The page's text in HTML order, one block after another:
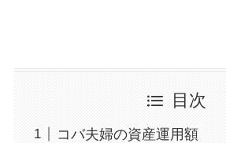
目次
コバ夫婦の資産運用額